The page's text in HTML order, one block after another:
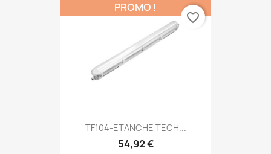
TF104-ETANCHE TECH...
54,92 €
PROMO !
favorite_border